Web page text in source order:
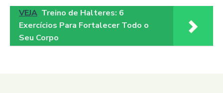
VEJA Treino de Halteres: 6
Exercícios Para Fortalecer Todo o
Seu Corpo